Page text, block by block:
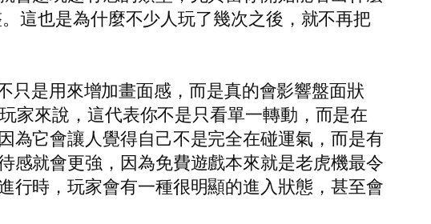
這也是為什麼不少人玩了幾次之後，就不再把
只是用來增加畫面感，而是真的會影響盤面狀
家來說，這代表你不是只看單一轉動，而是在
為它會讓人覺得自己不是完全在碰運氣，而是有
感就會更強，因為免費遊戲本來就是老虎機最令
行時，玩家會有一種很明顯的進入狀態，甚至會